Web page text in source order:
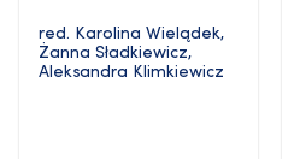
red. Karolina Wielądek,
Żanna Sładkiewicz,
Aleksandra Klimkiewicz